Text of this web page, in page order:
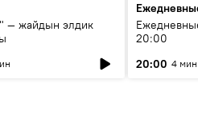
— жайдын элдик
20:00
20:00 4 мин